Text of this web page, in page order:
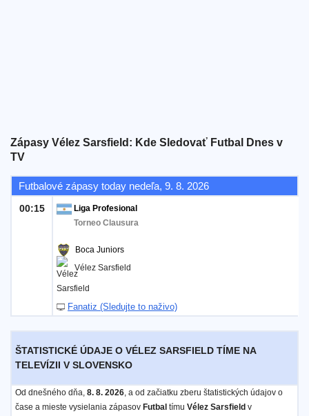
Zápasy Vélez Sarsfield: Kde Sledovať Futbal Dnes v
TV
Futbalové zápasy today nedeľa, 9. 8. 2026
00:15
Liga Profesional
Torneo Clausura
Boca Juniors
Vélez Sarsfield
Fanatiz (Sledujte to naživo)
ŠTATISTICKÉ ÚDAJE O VÉLEZ SARSFIELD TÍME NA
TELEVÍZII V SLOVENSKO
Od dnešného dňa, 8. 8. 2026, a od začiatku zberu štatistických údajov o
čase a mieste vysielania zápasov Futbal tímu Vélez Sarsfield v